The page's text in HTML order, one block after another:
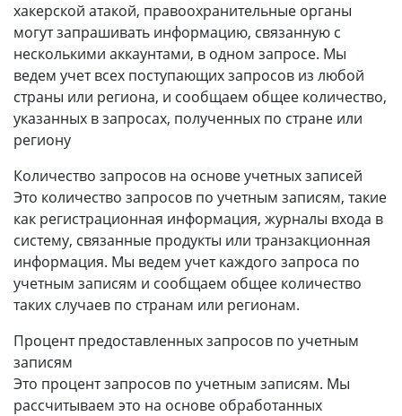
хакерской атакой, правоохранительные органы
могут запрашивать информацию, связанную с
несколькими аккаунтами, в одном запросе. Мы
ведем учет всех поступающих запросов из любой
страны или региона, и сообщаем общее количество,
указанных в запросах, полученных по стране или
региону
Количество запросов на основе учетных записей
Это количество запросов по учетным записям, такие
как регистрационная информация, журналы входа в
систему, связанные продукты или транзакционная
информация. Мы ведем учет каждого запроса по
учетным записям и сообщаем общее количество
таких случаев по странам или регионам.
Процент предоставленных запросов по учетным
записям
Это процент запросов по учетным записям. Мы
рассчитываем это на основе обработанных